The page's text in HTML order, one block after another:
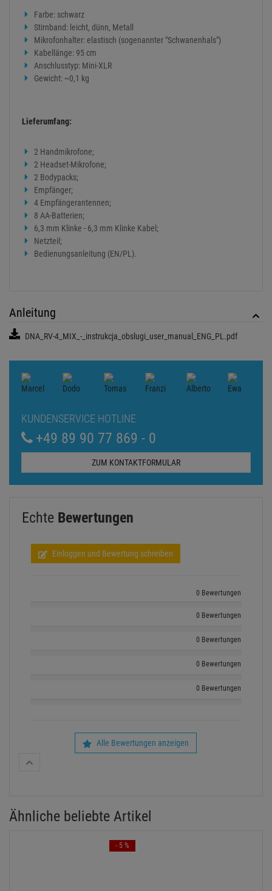
Farbe: schwarz
Stirnband: leicht, dünn, Metall
Mikrofonhalter: elastisch (sogenannter "Schwanenhals")
Kabellänge: 95 cm
Anschlusstyp: Mini-XLR
Gewicht: ~0,1 kg
Lieferumfang:
2 Handmikrofone;
2 Headset-Mikrofone;
2 Bodypacks;
Empfänger;
4 Empfängerantennen;
8 AA-Batterien;
6,3 mm Klinke - 6,3 mm Klinke Kabel;
Netzteil;
Bedienungsanleitung (EN/PL).
Anleitung
DNA_RV-4_MIX_-_instrukcja_obslugi_user_manual_ENG_PL.pdf
KUNDENSERVICE HOTLINE
+49 89 90 77 869 - 0
ZUM KONTAKTFORMULAR
Echte Bewertungen
Einloggen und Bewertung schreiben
0 Bewertungen
0 Bewertungen
0 Bewertungen
0 Bewertungen
0 Bewertungen
Alle Bewertungen anzeigen
Ähnliche beliebte Artikel
- 5 %